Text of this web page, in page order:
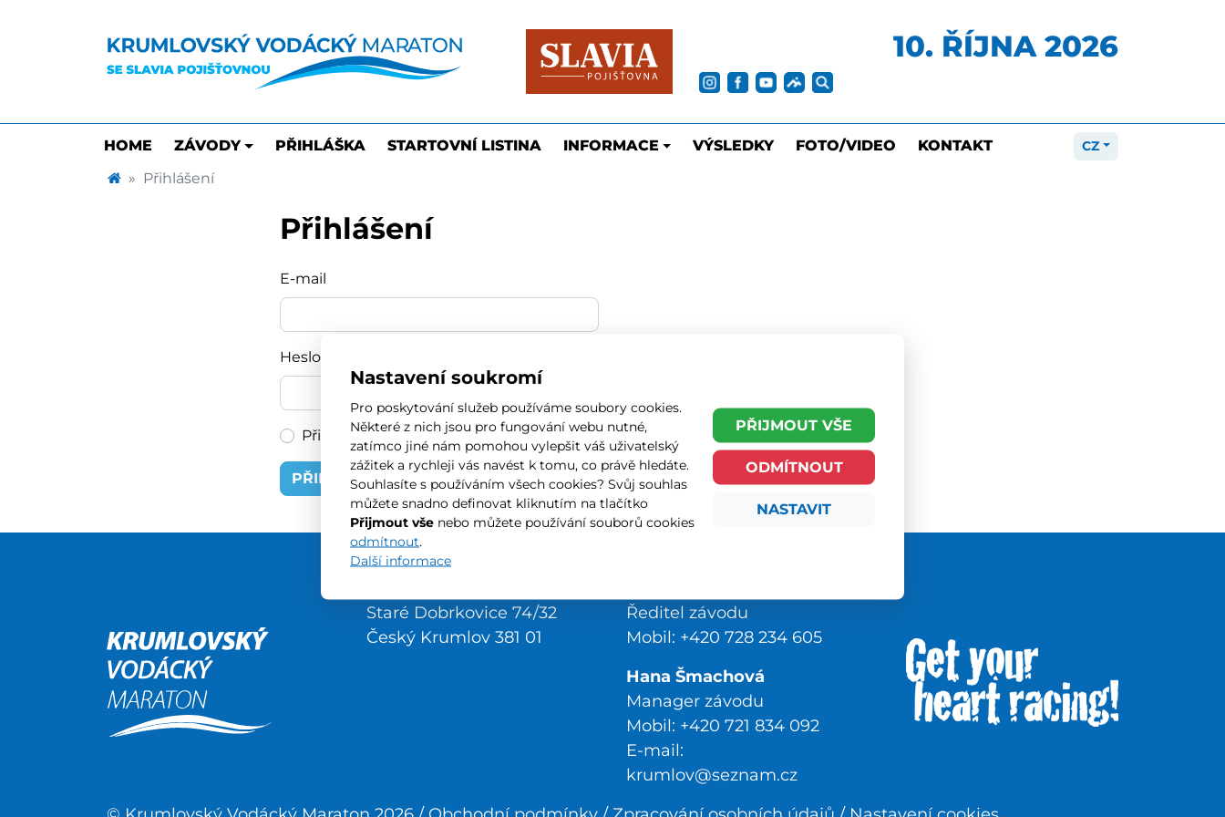
Nastavení soukromí
Pro poskytování služeb používáme soubory cookies.
Některé z nich jsou pro fungování webu nutné,
zatímco jiné nám pomohou vylepšit váš uživatelský
zážitek a rychleji vás navést k tomu, co právě hledáte.
Souhlasíte s používáním všech cookies? Svůj souhlas
můžete snadno definovat kliknutím na tlačítko
Přijmout vše nebo můžete používání souborů cookies
odmítnout.
Další informace
PŘIJMOUT VŠE
ODMÍTNOUT
NASTAVIT
10. ŘÍJNA 2026
HOME ZÁVODY PŘIHLÁŠKA STARTOVNÍ LISTINA INFORMACE VÝSLEDKY FOTO/VIDEO KONTAKT CZ
Přihlášení
Přihlášení
E-mail
Heslo
Přihlásit trvale
PŘIHLÁSIT SE
Staré Dobrkovice 74/32
Český Krumlov 381 01
Ředitel závodu
Mobil: +420 728 234 605
Hana Šmachová
Manager závodu
Mobil: +420 721 834 092
E-mail:
krumlov@seznam.cz